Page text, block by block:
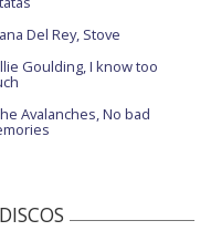
Del Rey, Stove
Goulding, I know too
Avalanches, No bad